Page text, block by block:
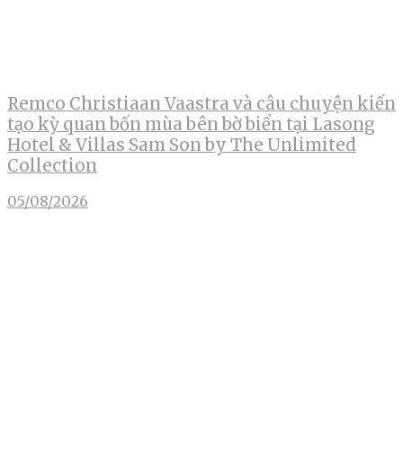
Remco Christiaan Vaastra và câu chuyện kiến
tạo kỳ quan bốn mùa bên bờ biển tại Lasong
Hotel & Villas Sam Son by The Unlimited
Collection
05/08/2026